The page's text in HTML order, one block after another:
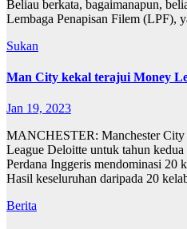
Beliau berkata, bagaimanapun,
Lembaga Penapisan Filem (LPF),
Sukan
Man City kekal terajui Money
Jan 19, 2023
MANCHESTER: Manchester
League Deloitte untuk tahun
Perdana Inggeris mendominasi 20
Hasil keseluruhan daripada 20
Berita